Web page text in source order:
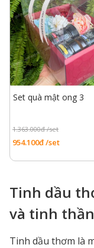
Set quà mật ong 3
1.363.000đ /set
954.100đ /set
Tinh dầu
và tinh thần
Tinh dầu thơm là